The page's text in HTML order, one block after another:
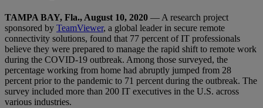
TAMPA BAY, Fla., August 10, 2020 — A research project
sponsored by TeamViewer, a global leader in secure remote
connectivity solutions, found that 77 percent of IT professionals
believe they were prepared to manage the rapid shift to remote work
during the COVID-19 outbreak. Among those surveyed, the
percentage working from home had abruptly jumped from 28
percent prior to the pandemic to 71 percent during the outbreak. The
survey included more than 200 IT executives in the U.S. across
various industries.